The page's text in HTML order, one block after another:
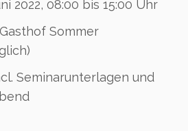
2022, 08:00 bis 15:00 Uhr
Sommer
Seminarunterlagen und